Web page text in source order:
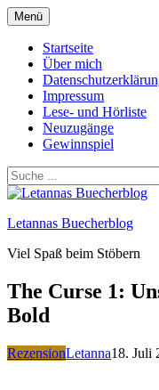
Zum
Inhalt
springen
Menü
Startseite
Über mich
Impressum
Lese- und Hörliste
Neuzugänge
Gewinnspiel
Letannas Buecherblog
Viel Spaß beim Stöbern
The Curse 1:
Bold
RezensionLetanna18. Juli